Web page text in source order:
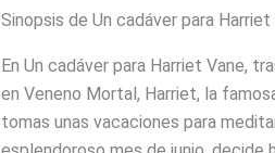
Sinopsis de Un cadáver para Harriet
En Un cadáver para Harriet Vane,
en Veneno Mortal, Harriet, la
tomas unas vacaciones para